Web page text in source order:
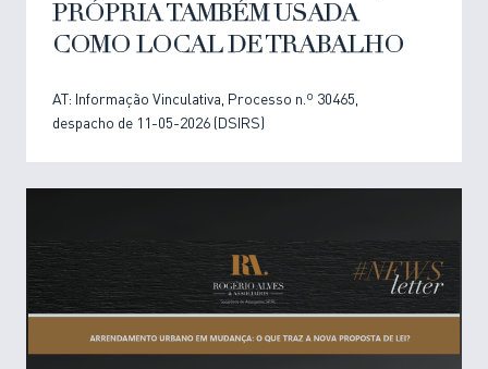
PRÓPRIA TAMBÉM USADA
COMO LOCAL DE TRABALHO
AT: Informação Vinculativa, Processo n.º 30465,
despacho de 11-05-2026 (DSIRS)